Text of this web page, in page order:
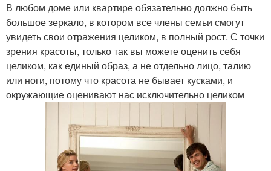
В любом доме или квартире обязательно должно быть
большое зеркало, в котором все члены семьи смогут
увидеть свои отражения целиком, в полный рост. С точки
зрения красоты, только так вы можете оценить себя
целиком, как единый образ, а не отдельно лицо, талию
или ноги, потому что красота не бывает кусками, и
окружающие оценивают нас исключительно целиком